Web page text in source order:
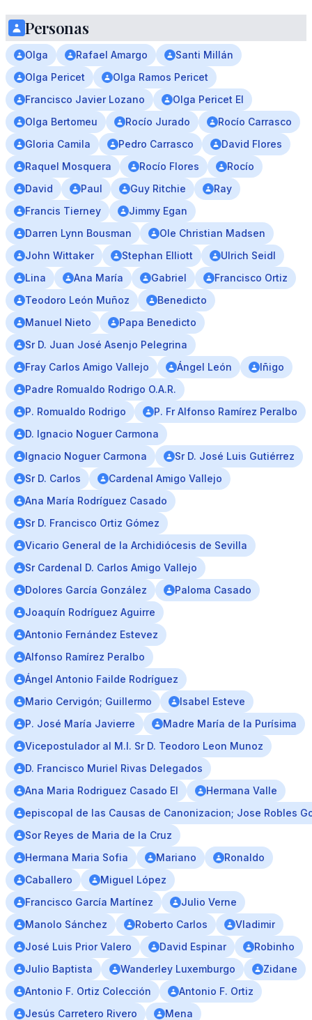
Personas
Olga Rafael Amargo
Santi Millán
Olga Pericet
Olga Ramos Pericet
Francisco Javier Lozano
Olga Pericet El
Olga Bertomeu
Rocío Jurado
Rocío Carrasco
Gloria Camila
Pedro Carrasco
David Flores
Raquel Mosquera
Rocío Flores
Rocío
David
Paul Guy Ritchie
Ray
Francis Tierney
Jimmy Egan
Darren Lynn Bousman
Ole Christian Madsen
John Wittaker
Stephan Elliott
Ulrich Seidl
Lina
Ana María Gabriel
Francisco Ortiz
Teodoro León Muñoz
Benedicto
Manuel Nieto
Papa Benedicto
Sr D. Juan José Asenjo Pelegrina
Fray Carlos Amigo Vallejo
Ángel León
Iñigo
Padre Romualdo Rodrigo O.A.R.
P. Romualdo Rodrigo
P. Fr Alfonso Ramírez Peralbo
D. Ignacio Noguer Carmona
Ignacio Noguer Carmona
Sr D. José Luis Gutiérrez
Sr D. Carlos
Cardenal Amigo Vallejo
Ana María Rodríguez Casado
Sr D. Francisco Ortiz Gómez
Vicario General de la Archidiócesis de Sevilla
Sr Cardenal D. Carlos Amigo Vallejo
Dolores García González
Paloma Casado
Joaquín Rodríguez Aguirre
Antonio Fernández Estevez
Alfonso Ramírez Peralbo
Ángel Antonio Failde Rodríguez
Mario Cervigón; Guillermo
Isabel Esteve
P. José María Javierre
Madre María de la Purísima
Vicepostulador al M.I. Sr D. Teodoro Leon Munoz
D. Francisco Muriel Rivas Delegados
Ana Maria Rodriguez Casado El
Hermana Valle
episcopal de las Causas de Canonizacion; Jose Robles
Sor Reyes de Maria de la Cruz
Hermana Maria Sofia
Mariano
Ronaldo
Caballero
Miguel López
Francisco García Martínez
Julio Verne
Manolo Sánchez
Roberto Carlos
Vladimir
José Luis Prior Valero
David Espinar
Robinho
Julio Baptista
Wanderley Luxemburgo
Zidane
Antonio F. Ortiz Colección
Antonio F. Ortiz
Jesús Carretero Rivero
Mena